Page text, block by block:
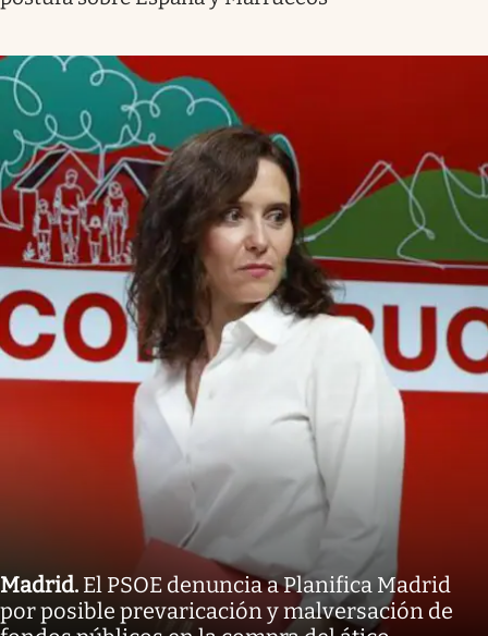
Madrid. El PSOE denuncia a Planifica Madrid
por posible prevaricación y malversación de